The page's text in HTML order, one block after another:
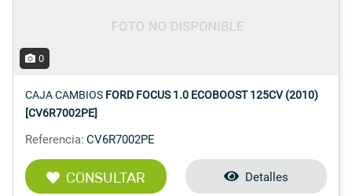
0
CAJA CAMBIOS FORD FOCUS 1.0 ECOBOOST 125CV (2010)
[CV6R7002PE]
Referencia: CV6R7002PE
CONSULTAR Detalles